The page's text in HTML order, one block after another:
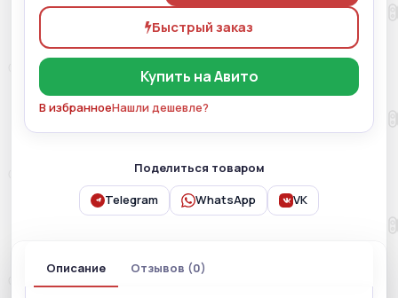
Быстрый заказ
Купить на Авито
В избранноеНашли дешевле?
Поделиться товаром
Telegram WhatsApp VK
Описание Отзывов (0)